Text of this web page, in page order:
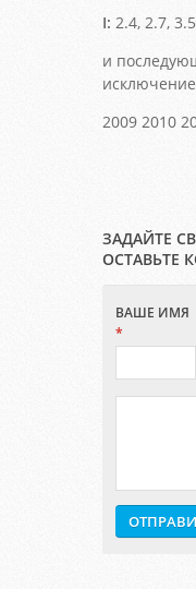
I: 2.4, 2.7, 3.5
и
2009 2010
ЗАДАЙТЕ
ОСТАВЬТЕ
ВАШЕ ИМЯ
*